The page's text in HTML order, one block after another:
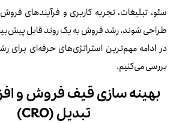
سئو، تبلیغات، تجربه کاربری و فرآیندهای
طراحی شوند، رشد فروش به یک روند قابل
در ادامه مهم‌ترین استراتژی‌های حرفه‌ای برای
بررسی می‌کنیم.
بهینه سازی قیف فروش و
تبدیل (CRO)